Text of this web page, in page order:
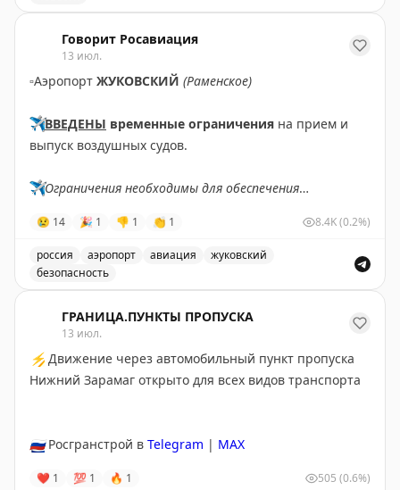
Видеообзор номера и детали – в комментариях
Говорит Росавиация
13 июл.
▫️Аэропорт ЖУКОВСКИЙ (Раменское)
✈️ВВЕДЕНЫ временные ограничения на прием и
выпуск воздушных судов.
✈️Ограничения необходимы для обеспечения
✈️ Говорит Росавиация|MАХ
😢 14 🎉 1 👎 1 👏 1 8.4K(0.2%)
россия аэропорт авиация
жуковский
безопасность
ГРАНИЦА.ПУНКТЫ ПРОПУСКА
13 июл.
⚡ Движение через автомобильный пункт пропуска
Нижний Зарамаг открыто для всех видов транспорта
🇷🇺Росгранстрой в Telegram | MAX
❤ 1 💯 1 🔥 1 505 (0.6%)